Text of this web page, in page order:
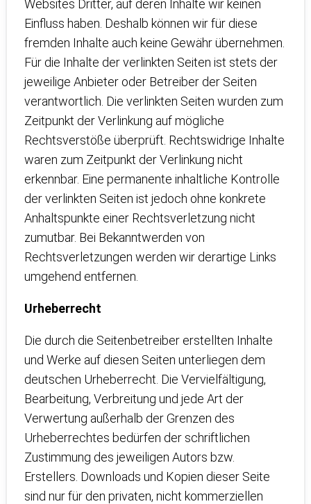
Websites Dritter, auf deren Inhalte wir keinen
Einfluss haben. Deshalb können wir für diese
fremden Inhalte auch keine Gewähr übernehmen.
Für die Inhalte der verlinkten Seiten ist stets der
jeweilige Anbieter oder Betreiber der Seiten
verantwortlich. Die verlinkten Seiten wurden zum
Zeitpunkt der Verlinkung auf mögliche
Rechtsverstöße überprüft. Rechtswidrige Inhalte
waren zum Zeitpunkt der Verlinkung nicht
erkennbar. Eine permanente inhaltliche Kontrolle
der verlinkten Seiten ist jedoch ohne konkrete
Anhaltspunkte einer Rechtsverletzung nicht
zumutbar. Bei Bekanntwerden von
Rechtsverletzungen werden wir derartige Links
umgehend entfernen.
Urheberrecht
Die durch die Seitenbetreiber erstellten Inhalte
und Werke auf diesen Seiten unterliegen dem
deutschen Urheberrecht. Die Vervielfältigung,
Bearbeitung, Verbreitung und jede Art der
Verwertung außerhalb der Grenzen des
Urheberrechtes bedürfen der schriftlichen
Zustimmung des jeweiligen Autors bzw.
Erstellers. Downloads und Kopien dieser Seite
sind nur für den privaten, nicht kommerziellen